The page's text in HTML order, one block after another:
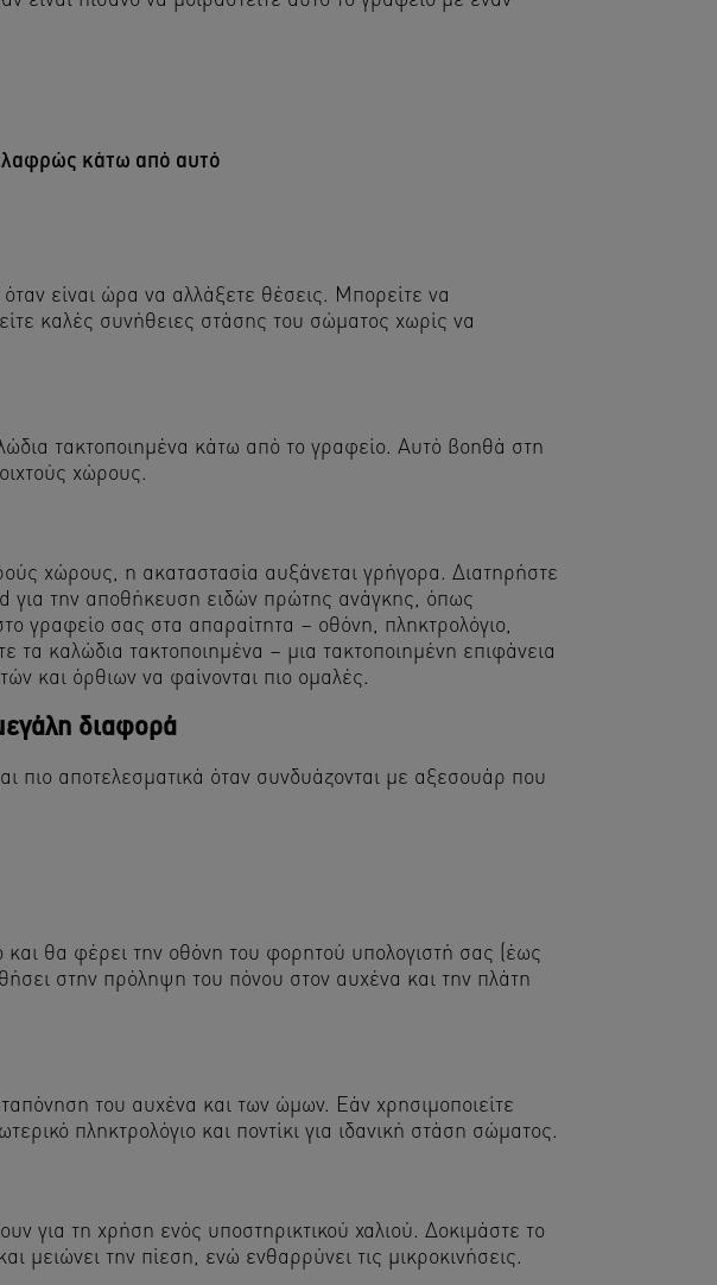
κάτω από αυτό
είναι ώρα να αλλάξετε θέσεις. Μπορείτε να
καλές συνήθειες στάσης του σώματος χωρίς να
τακτοποιημένα κάτω από το γραφείο. Αυτό βοηθά στη
χώρους.
χώρους, η ακαταστασία αυξάνεται γρήγορα. Διατηρήστε
για την αποθήκευση ειδών πρώτης ανάγκης, όπως
γραφείο σας στα απαραίτητα – οθόνη, πληκτρολόγιο,
καλώδια τακτοποιημένα – μια τακτοποιημένη επιφάνεια
και όρθιων να φαίνονται πιο ομαλές.
διαφορά
πιο αποτελεσματικά όταν συνδυάζονται με αξεσουάρ που
θα φέρει την οθόνη του φορητού υπολογιστή σας (έως
στην πρόληψη του πόνου στον αυχένα και την πλάτη
του αυχένα και των ώμων. Εάν χρησιμοποιείτε
πληκτρολόγιο και ποντίκι για ιδανική στάση σώματος.
για τη χρήση ενός υποστηρικτικού χαλιού. Δοκιμάστε το
την πίεση, ενώ ενθαρρύνει τις μικροκινήσεις.